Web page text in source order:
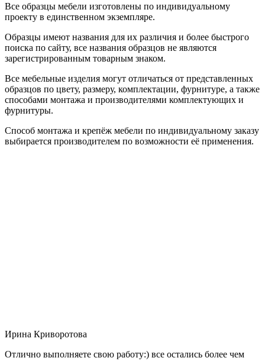
Все образцы мебели изготовлены по индивидуальному
проекту в единственном экземпляре.
Образцы имеют названия для их различия и более быстрого
поиска по сайту, все названия образцов не являются
зарегистрированным товарным знаком.
Все мебельные изделия могут отличаться от представленных
образцов по цвету, размеру, комплектации, фурнитуре, а также
способами монтажа и производителями комплектующих и
фурнитуры.
Способ монтажа и крепёж мебели по индивидуальному заказу
выбирается производителем по возможности её применения.
Ирина Криворотова
Отлично выполняете свою работу:) все остались более чем